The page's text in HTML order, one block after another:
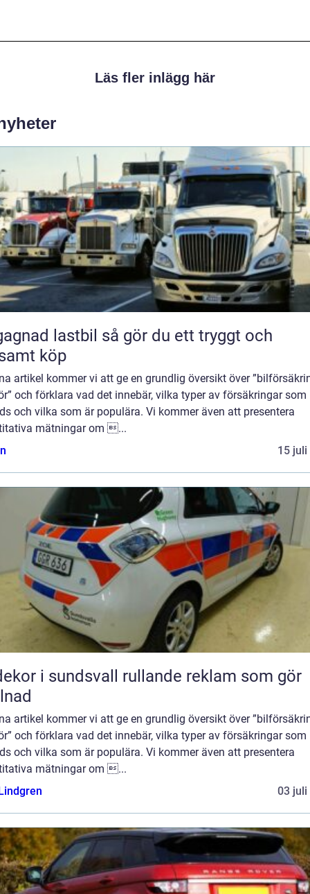
Läs fler inlägg här
lastbil så gör du ett tryggt och
köp
artikel kommer vi att ge en grundlig översikt över
och förklara vad det innebär, vilka typer av försäkringar som
och vilka som är populära. Vi kommer även att presentera
mätningar om ...
15 juli
sundsvall rullande reklam som gör
artikel kommer vi att ge en grundlig översikt över
och förklara vad det innebär, vilka typer av försäkringar som
och vilka som är populära. Vi kommer även att presentera
mätningar om ...
03 juli